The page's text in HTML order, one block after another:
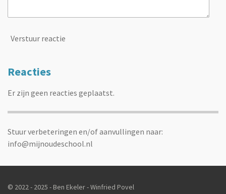
Verstuur reactie
Reacties
Er zijn geen reacties geplaatst.
Stuur verbeteringen en/of aanvullingen naar:
info@mijnoudeschool.nl
© 2022 - 2025 - Ben Ekeler - Winfried Povel